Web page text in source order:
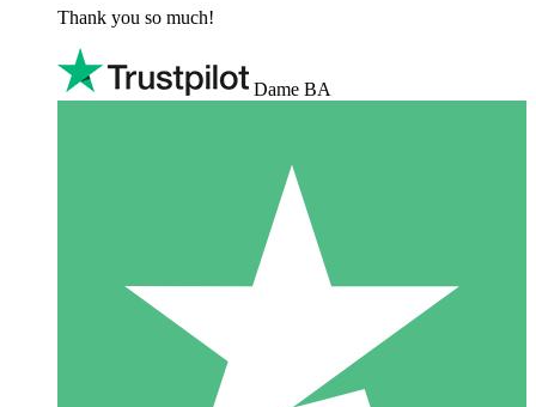
Thank you so much!
Dame BA